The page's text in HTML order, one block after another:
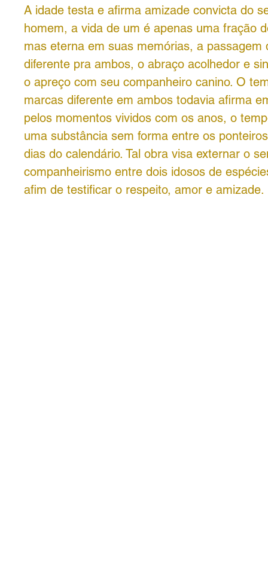
A idade testa e afirma amizade convicta do
homem, a vida de um é apenas uma fração
mas eterna em suas memórias, a passagem
diferente pra ambos, o abraço acolhedor e
o apreço com seu companheiro canino. O
marcas diferente em ambos todavia afirma
pelos momentos vividos com os anos, o
uma substância sem forma entre os
dias do calendário. Tal obra visa externar o
companheirismo entre dois idosos de
afim de testificar o respeito, amor e amizade.